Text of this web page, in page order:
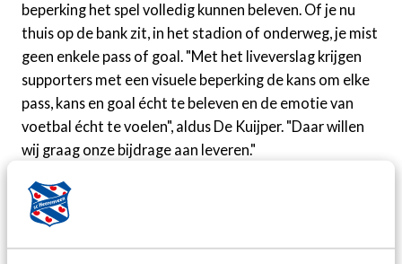
beperking het spel volledig kunnen beleven. Of je nu
thuis op de bank zit, in het stadion of onderweg, je mist
geen enkele pass of goal. "Met het liveverslag krijgen
supporters met een visuele beperking de kans om elke
pass, kans en goal écht te beleven en de emotie van
voetbal écht te voelen", aldus De Kuijper. "Daar willen
wij graag onze bijdrage aan leveren."
Low Vision Totaal is er voor iedereen die bij oogarts of
opticien te horen krijgt dat er geen (medische)